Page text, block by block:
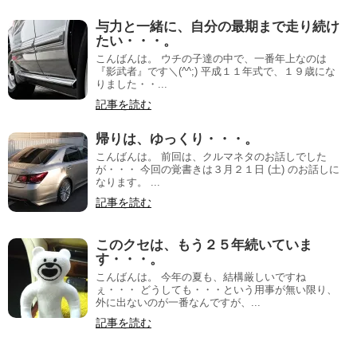
与力と一緒に、自分の最期まで走り続け
たい・・・。
こんばんは。 ウチの子達の中で、一番年上なのは
『影武者』です＼(^^;) 平成１１年式で、１９歳にな
りました・・...
記事を読む
帰りは、ゆっくり・・・。
こんばんは。 前回は、クルマネタのお話しでした
が・・・ 今回の覚書きは３月２１日 (土) のお話しに
なります。 ...
記事を読む
このクセは、もう２５年続いていま
す・・・。
こんばんは。 今年の夏も、結構厳しいですね
ぇ・・・ どうしても・・・という用事が無い限り、
外に出ないのが一番なんですが、...
記事を読む